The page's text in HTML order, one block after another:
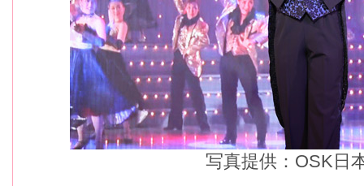
写真提供：OSK日